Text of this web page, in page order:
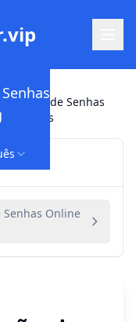
de Senhas
Senhas
Online